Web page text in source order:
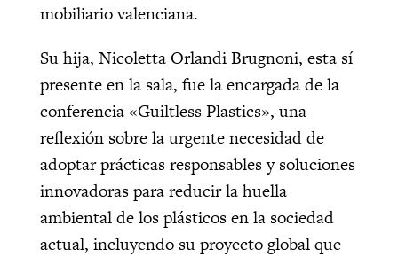
mobiliario valenciana.
Su hija, Nicoletta Orlandi Brugnoni, esta sí
presente en la sala, fue la encargada de la
conferencia «Guiltless Plastics», una
reflexión sobre la urgente necesidad de
adoptar prácticas responsables y soluciones
innovadoras para reducir la huella
ambiental de los plásticos en la sociedad
actual, incluyendo su proyecto global que